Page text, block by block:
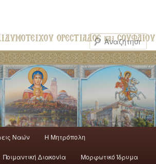
Ναών H Mητρόπολη
Ποιμαντική Διακονία Μορφωτικό Ίδρυμα